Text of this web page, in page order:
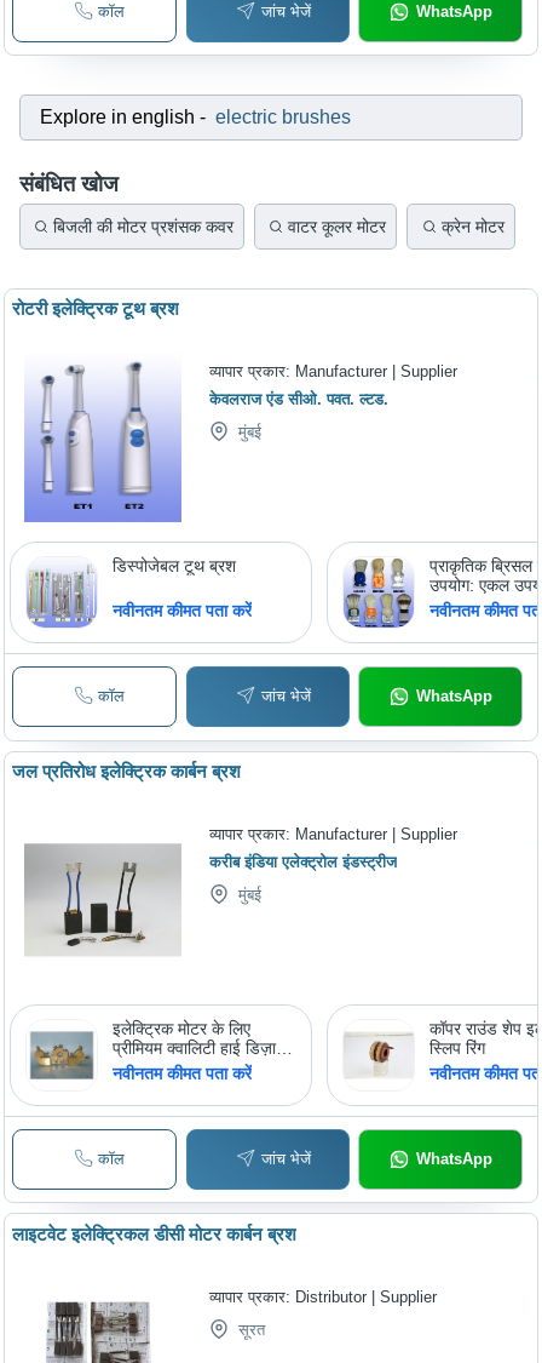
कॉल जांच भेजें WhatsApp
Explore in english - electric brushes
संबंधित खोज
बिजली की मोटर प्रशंसक कवर वाटर कूलर मोटर क्रेन मोटर
रोटरी इलेक्ट्रिक टूथ ब्रश
व्यापार प्रकार: Manufacturer | Supplier
केवलराज एंड सीओ. पवत. ल्टड.
मुंबई
डिस्पोजेबल टूथ ब्रश
नवीनतम कीमत पता करें
प्राकृतिक ब्रिसल
उपयोग: एकल
नवीनतम कीमत
कॉल जांच भेजें WhatsApp
जल प्रतिरोध इलेक्ट्रिक कार्बन ब्रश
व्यापार प्रकार: Manufacturer | Supplier
करीब इंडिया एलेक्ट्रोल इंडस्ट्रीज
मुंबई
इलेक्ट्रिक मोटर के लिए
प्रीमियम क्वालिटी हाई डिज़ाइन
कार्बन ब्रश होल्डर
नवीनतम कीमत पता करें
कॉपर राउंड शेप
स्लिप रिंग
नवीनतम कीमत
कॉल जांच भेजें WhatsApp
लाइटवेट इलेक्ट्रिकल डीसी मोटर कार्बन ब्रश
व्यापार प्रकार: Distributor | Supplier
सूरत